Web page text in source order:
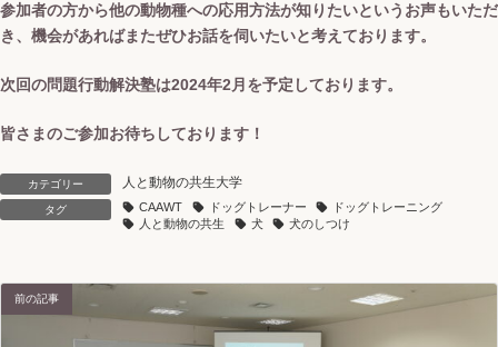
参加者の方から他の動物種への応用方法が知りたいというお声もいただ
き、機会があればまたぜひお話を伺いたいと考えております。
次回の問題行動解決塾は2024年2月を予定しております。
皆さまのご参加お待ちしております！
カテゴリー 人と動物の共生大学
タグ CAAWT ドッグトレーナー
ドッグトレーニング
人と動物の共生
犬 犬のしつけ
前の記事